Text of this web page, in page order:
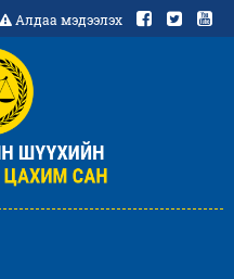
Алдаа мэдээлэх